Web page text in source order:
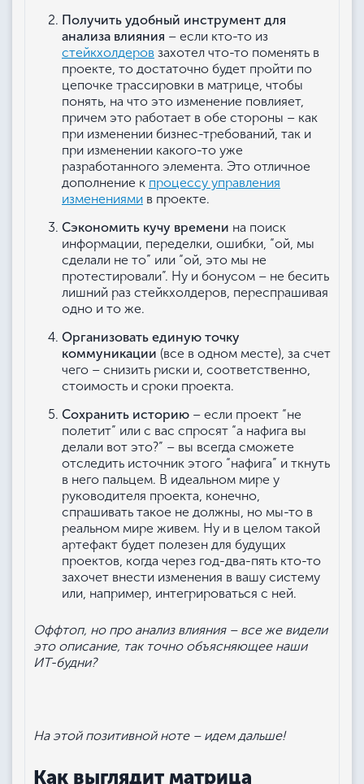
Получить удобный инструмент для
анализа влияния – если кто-то из
стейкхолдеров захотел что-то поменять в
проекте, то достаточно будет пройти по
цепочке трассировки в матрице, чтобы
понять, на что это изменение повлияет,
причем это работает в обе стороны – как
при изменении бизнес-требований, так и
при изменении какого-то уже
разработанного элемента. Это отличное
дополнение к процессу управления
изменениями в проекте.
Сэкономить кучу времени на поиск
информации, переделки, ошибки, “ой, мы
сделали не то” или “ой, это мы не
протестировали”. Ну и бонусом – не бесить
лишний раз стейкхолдеров, переспрашивая
одно и то же.
Организовать единую точку
коммуникации (все в одном месте), за счет
чего – снизить риски и, соответственно,
стоимость и сроки проекта.
Сохранить историю – если проект “не
полетит” или с вас спросят “а нафига вы
делали вот это?” – вы всегда сможете
отследить источник этого “нафига” и ткнуть
в него пальцем. В идеальном мире у
руководителя проекта, конечно,
спрашивать такое не должны, но мы-то в
реальном мире живем. Ну и в целом такой
артефакт будет полезен для будущих
проектов, когда через год-два-пять кто-то
захочет внести изменения в вашу систему
или, например, интегрироваться с ней.
Оффтоп, но про анализ влияния – все же видели
это описание, так точно объясняющее наши
ИТ-будни?
На этой позитивной ноте – идем дальше!
Как выглядит матрица